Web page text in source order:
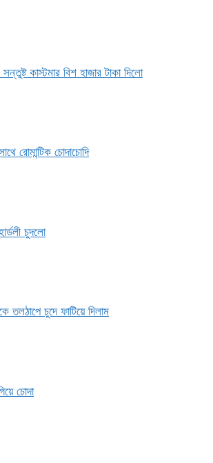
সন্তুষ্ট কাস্টমার বিশ হাজার টাকা দিলো
রোমান্টিক চোদাচোদি
চুদলো
তলঠাপে চুদে ফাটিয়ে দিলাম
চোদা